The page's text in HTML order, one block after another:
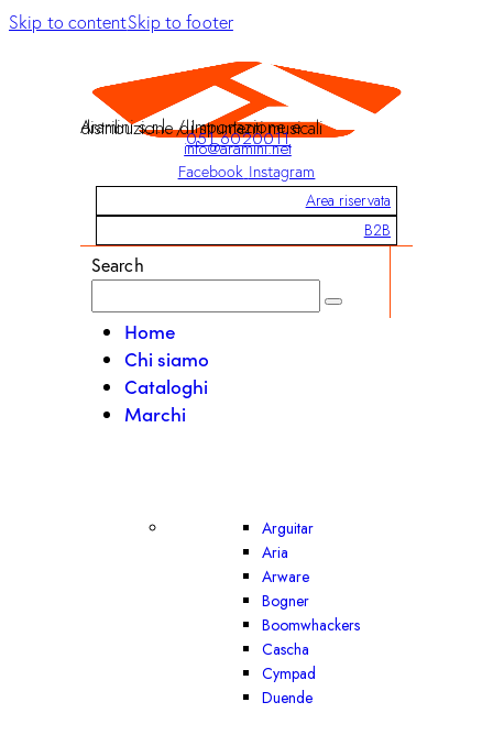
Skip to contentSkip to footer
Aramini s.r.l. / Importazione e distribuzione di strumenti musicali
051 6020011
info@aramini.net
Facebook Instagram
Area riservata
B2B
Search
Home
Chi siamo
Cataloghi
Marchi
Arguitar
Aria
Arware
Bogner
Boomwhackers
Cascha
Cympad
Duende